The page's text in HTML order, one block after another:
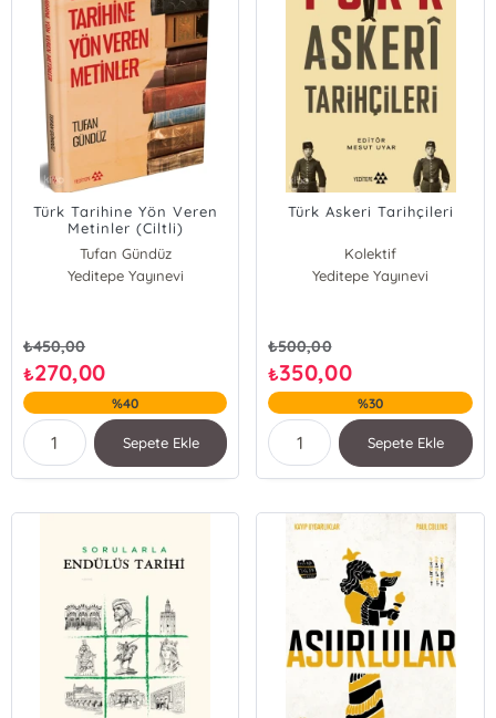
Türk Tarihine Yön Veren
Metinler (Ciltli)
Tufan Gündüz
Yeditepe Yayınevi
₺450,00
₺270,00
%40
Sepete Ekle
Türk Askeri Tarihçileri
Kolektif
Yeditepe Yayınevi
₺500,00
₺350,00
%30
Sepete Ekle